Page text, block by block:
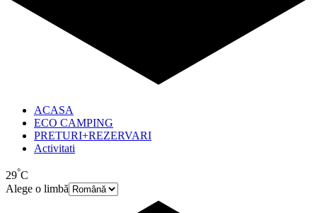
ACASA
ECO CAMPING
PRETURI+REZERVARI
Activitati
29°C
Alege o limbă